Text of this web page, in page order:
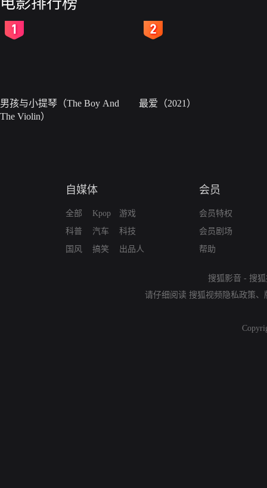
男孩与小提琴（The Boy And
The Violin）
最爱（2021）
自媒体
全部
科普
国风
Kpop
汽车
搞笑
游戏
科技
出品人
会员
会员特权
会员剧场
帮助
搜狐影音 - 搜
请仔细阅读 搜狐视频隐私政策、